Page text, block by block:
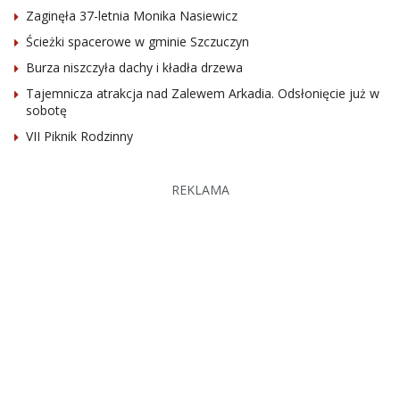
Zaginęła 37-letnia Monika Nasiewicz
Ścieżki spacerowe w gminie Szczuczyn
Burza niszczyła dachy i kładła drzewa
Tajemnicza atrakcja nad Zalewem Arkadia. Odsłonięcie już w
sobotę
VII Piknik Rodzinny
REKLAMA